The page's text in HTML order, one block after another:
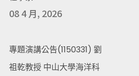
08 4 月, 2026
專題演講公告(1150331) 劉
祖乾教授 中山大學海洋科